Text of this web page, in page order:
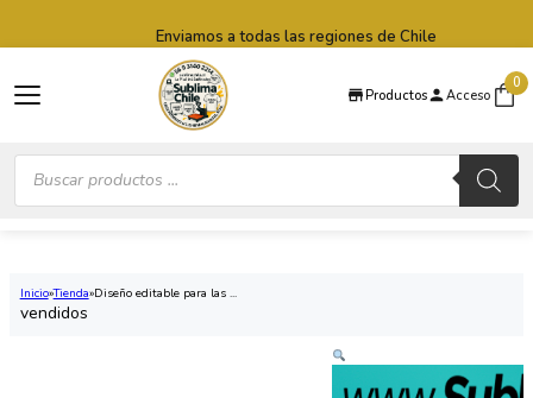
Productos Acceso
0
Búsqueda
productos
Enviamos a todas las regiones de Chile
Inicio Tienda Diseño editable para las ...
vendidos